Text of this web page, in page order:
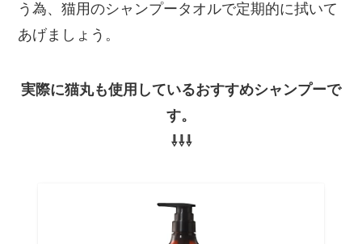
う為、猫用のシャンプータオルで定期的に拭いて
あげましょう。
実際に猫丸も使用しているおすすめシャンプーで
す。
⇩⇩⇩